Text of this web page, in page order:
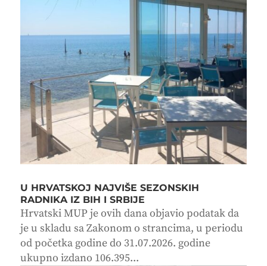
U HRVATSKOJ NAJVIŠE SEZONSKIH
RADNIKA IZ BIH I SRBIJE
Hrvatski MUP je ovih dana objavio podatak da
je u skladu sa Zakonom o strancima, u periodu
od početka godine do 31.07.2026. godine
ukupno izdano 106.395...